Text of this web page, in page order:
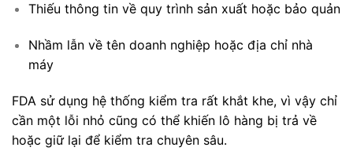
Thiếu thông tin về quy trình sản xuất hoặc bảo quản
Nhầm lẫn về tên doanh nghiệp hoặc địa chỉ nhà
máy
FDA sử dụng hệ thống kiểm tra rất khắt khe, vì vậy chỉ
cần một lỗi nhỏ cũng có thể khiến lô hàng bị trả về
hoặc giữ lại để kiểm tra chuyên sâu.